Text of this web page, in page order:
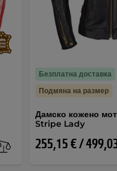
Дамско кожено
Stripe Lady
255,15 € /
Безплатна доставка
Подмяна на размер